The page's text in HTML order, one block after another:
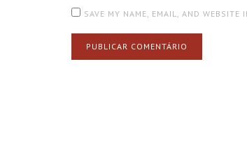
SAVE MY NAME, EMAIL, AND